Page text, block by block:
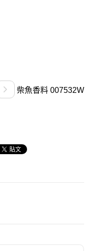
柴魚香料 007532W